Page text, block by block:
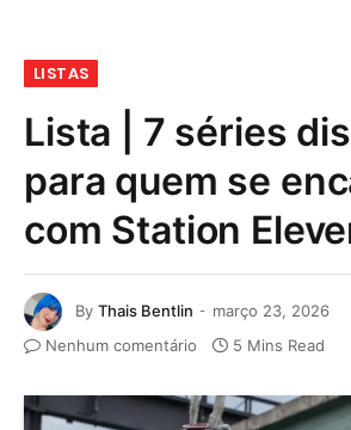
LISTAS
Lista | 7 séries
para quem se
com Station
By Thais Bentlin
março 23, 2026
Nenhum comentário
5 Mins Read